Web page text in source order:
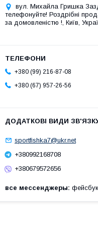
вул. Михайла Гришка
телефонуйте! Роздрібні
за домовленістю !, Київ,
+380 (99) 216-87-08
+380 (67) 957-26-56
sportfishka7@ukr.net
+380992168708
+380679572656
все мессенджеры фейсбук